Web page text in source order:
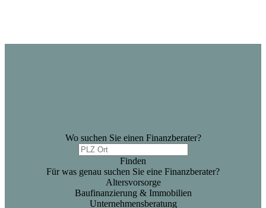
Wo suchen Sie einen Finanzberater?
Finden
Für was genau suchen Sie eine Finanzberater?
Altersvorsorge
Baufinanzierung & Immobilien
Unternehmensberatung